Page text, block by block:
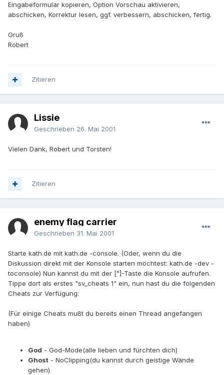
Eingabeformular kopieren, Option Vorschau aktivieren,
abschicken, Korrektur lesen, ggf. verbessern, abschicken, fertig.
Gruß
Robert
Zitieren
Lissie
Geschrieben 26. Mai 2001
Vielen Dank, Robert und Torsten!
Zitieren
enemy flag carrier
Geschrieben 31. Mai 2001
Starte kath.de mit kath.de -console. (Oder, wenn du die
Diskussion direkt mit der Konsole starten möchtest: kath.de -dev -
toconsole) Nun kannst du mit der [^]-Taste die Konsole aufrufen.
Tippe dort als erstes "sv_cheats 1" ein, nun hast du die folgenden
Cheats zur Verfügung:
(Für einige Cheats mußt du bereits einen Thread angefangen
haben)
God - God-Mode(alle lieben und fürchten dich)
Ghost - NoClipping(du kannst durch geistige Wände
gehen)